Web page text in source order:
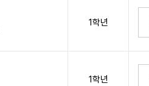
1학년
1학년